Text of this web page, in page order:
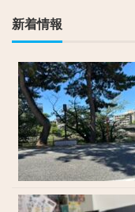
新着情報